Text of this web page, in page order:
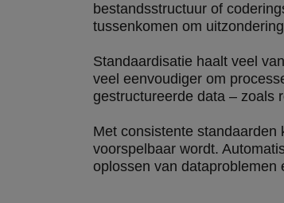
bestandsstructuur of
tussenkomen om
Standaardisatie haalt veel
veel eenvoudiger om
gestructureerde data – zoals
Met consistente
voorspelbaar wordt.
oplossen van dataproblemen